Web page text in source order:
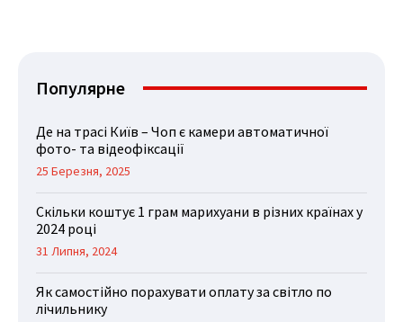
Популярне
Де на трасі Київ – Чоп є камери автоматичної
фото- та відеофіксації
25 Березня, 2025
Скільки коштує 1 грам марихуани в різних країнах у
2024 році
31 Липня, 2024
Як самостійно порахувати оплату за світло по
лічильнику